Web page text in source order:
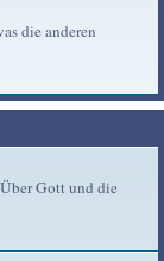
die anderen
Gott und die